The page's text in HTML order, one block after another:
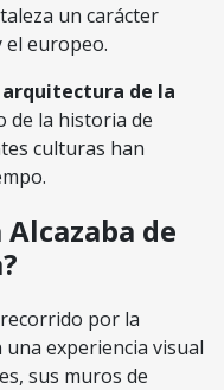
un carácter
europeo.
arquitectura de la
de la historia de
culturas han
por la
experiencia visual
sus muros de